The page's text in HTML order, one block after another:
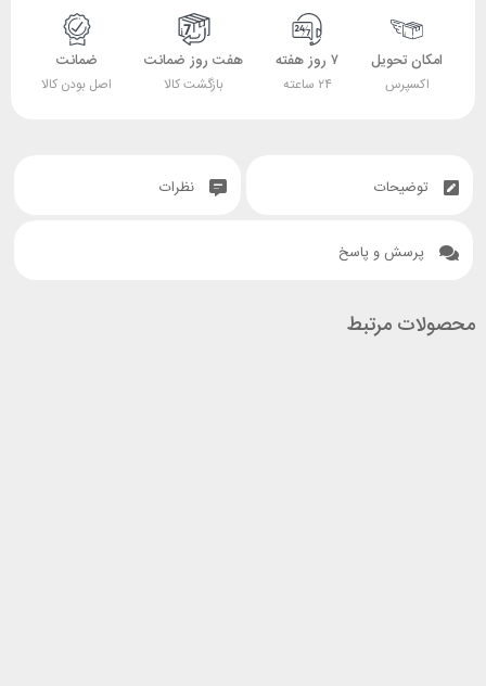
امکان تحویل
اکسپرس
۷ روز هفته
۲۴ ساعته
هفت روز ضمانت
بازگشت کالا
ضمانت
اصل بودن کالا
توضیحات نظرات
پرسش و پاسخ
محصولات مرتبط